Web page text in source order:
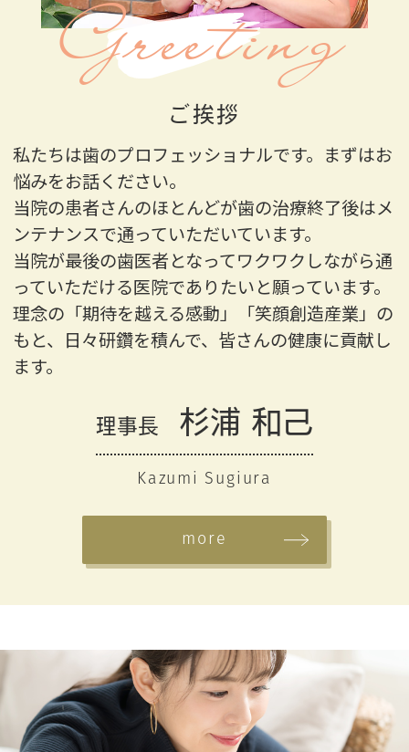
Greeting
ご挨拶
私たちは歯のプロフェッショナルです。まずはお
悩みをお話ください。
当院の患者さんのほとんどが歯の治療終了後はメ
ンテナンスで通っていただいています。
当院が最後の歯医者となってワクワクしながら通
っていただける医院でありたいと願っています。
理念の「期待を越える感動」「笑顔創造産業」の
もと、日々研鑽を積んで、皆さんの健康に貢献し
ます。
理事長 杉浦 和己
Kazumi Sugiura
more